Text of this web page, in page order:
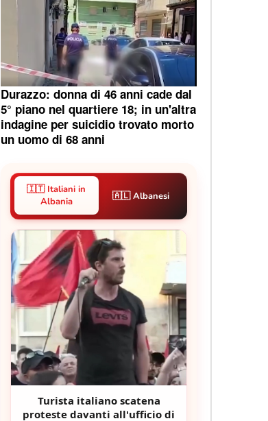
Durazzo: donna di 46 anni cade dal
5° piano nel quartiere 18; in un'altra
indagine per suicidio trovato morto
un uomo di 68 anni
🇮🇹 Italiani in
Albania
🇦🇱 Albanesi
Turista italiano scatena
proteste davanti all'ufficio di